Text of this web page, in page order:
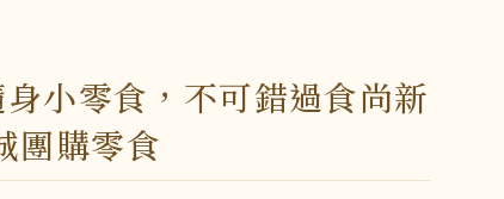
小零食，不可錯過食尚新
團購零食